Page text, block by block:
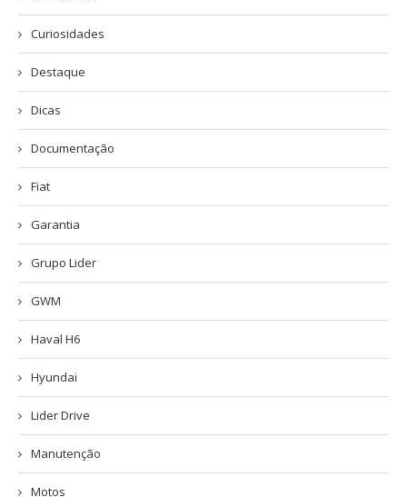
Curiosidades
Destaque
Dicas
Documentação
Fiat
Garantia
Grupo Lider
GWM
Haval H6
Hyundai
Lider Drive
Manutenção
Motos